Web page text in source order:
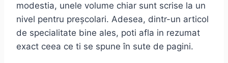
modestia, unele volume chiar sunt scrise la un
nivel pentru preșcolari. Adesea, dintr-un articol
de specialitate bine ales, poti afla in rezumat
exact ceea ce ti se spune în sute de pagini.